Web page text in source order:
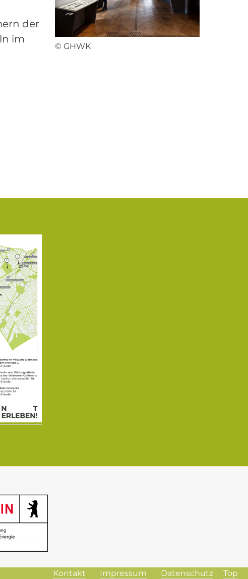
der
im
© GHWK
Navigation
Kontakt Impressum Datenschutz Top